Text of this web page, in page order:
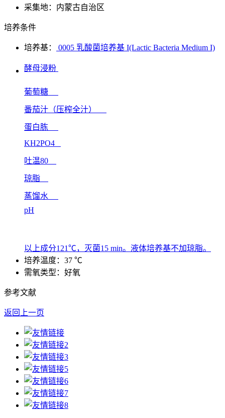
采集地：内蒙古自治区
培养条件
培养基： 0005 乳酸菌培养基 I(Lactic Bacteria Medium I)
酵母浸粉
葡萄糖
番茄汁（压榨全汁）
蛋白胨
KH2PO4
吐温80
琼脂
蒸馏水
pH
以上成分121℃，灭菌15 min。液体培养基不加琼脂。
培养温度：37 ℃
需氧类型：好氧
参考文献
返回上一页